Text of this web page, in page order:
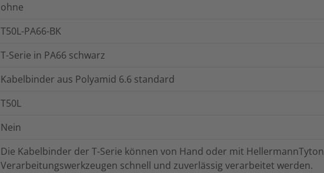
ohne
T50L-PA66-BK
T-Serie in PA66 schwarz
Kabelbinder aus Polyamid 6.6 standard
T50L
Nein
Die Kabelbinder der T-Serie können von Hand oder mit HellermannTyton
Verarbeitungswerkzeugen schnell und zuverlässig verarbeitet werden.